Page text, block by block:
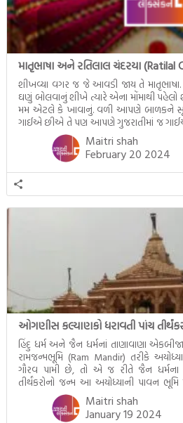
માતૃભાષા અને રતિલાલ ચંદરયા (Ratilal
શીખવ્યા વગર જ જે આવડી જાય તે
ઘણું બોલવાનું શીખે ત્યારે એના મોંમાથી
મમ એટલે કે ખાવાનું. વળી આપણે બાળકને
ગાઈએ છીએ તે પણ આપણે ગુજરાતીમાં જ ગાઈએ
આમ બાળકને […]
Maitri shah
February 20 2024
હિંદુ ધર્મ અને જૈન ધર્મનાં તાણાવાણા
રામજન્મભૂમિ (Ram Mandir) તરીકે
ગૌરવ પામી છે, તો એ જ રીતે જૈન ધર્મના
તીર્થંકરોનો જન્મ આ અયોધ્યાની પાવન
તીર્થંકરોમાંથી પાંચ-પાંચ તીર્થંકરોનાં
જીવનની ચ્યવન(માતાના […]
Maitri shah
January 19 2024